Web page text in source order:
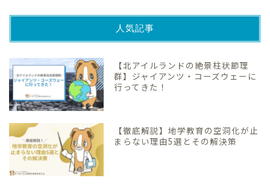
人気記事
【北アイルランドの絶景柱状節理
群】ジャイアンツ・コーズウェーに
行ってきた！
【徹底解説】地学教育の空洞化が止
まらない理由5選とその解決策